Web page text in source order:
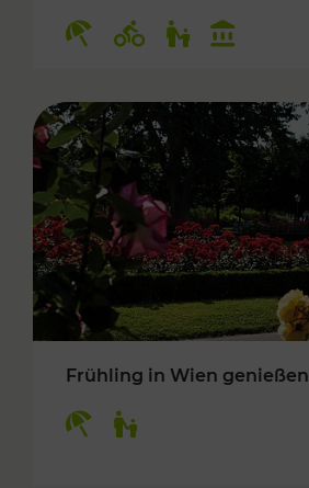
Frühling in Wien genießen